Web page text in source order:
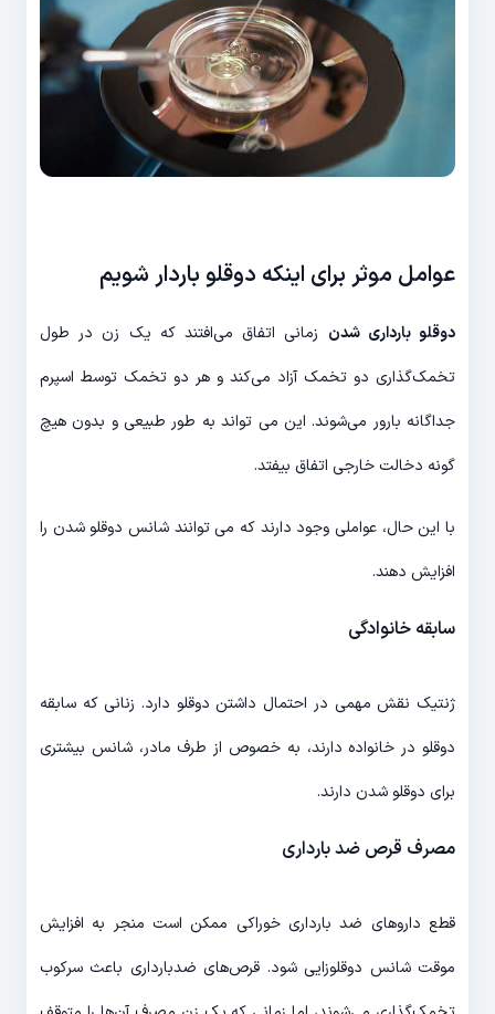
عوامل موثر برای اینکه دوقلو باردار شویم
دوقلو بارداری شدن زمانی اتفاق می‌افتند که یک زن در طول
تخمک‌گذاری دو تخمک آزاد می‌کند و هر دو تخمک توسط اسپرم
جداگانه بارور می‌شوند. این می تواند به طور طبیعی و بدون هیچ
گونه دخالت خارجی اتفاق بیفتد.
با این حال، عواملی وجود دارند که می توانند شانس دوقلو شدن را
افزایش دهند.
سابقه خانوادگی
ژنتیک نقش مهمی در احتمال داشتن دوقلو دارد. زنانی که سابقه
دوقلو در خانواده دارند، به خصوص از طرف مادر، شانس بیشتری
برای دوقلو شدن دارند.
مصرف قرص ضد بارداری
قطع داروهای ضد بارداری خوراکی ممکن است منجر به افزایش
موقت شانس دوقلوزایی شود. قرص‌های ضدبارداری باعث سرکوب